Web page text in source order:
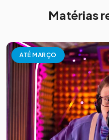
Matérias
ATÉ MARÇO